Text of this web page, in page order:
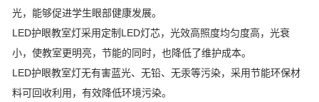
光，能够促进学生眼部健康发展。
LED护眼教室灯采用定制LED灯芯，光效高照度均匀度高，光衰
小，使教室更明亮，节能的同时，也降低了维护成本。
LED护眼教室灯无有害蓝光、无铅、无汞等污染，采用节能环保材
料可回收利用，有效降低环境污染。